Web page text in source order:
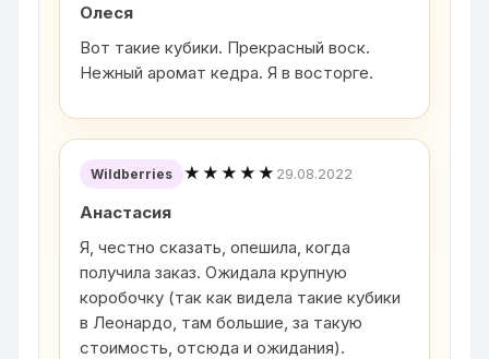
Олеся
Вот такие кубики. Прекрасный воск.
Нежный аромат кедра. Я в восторге.
Wildberries ★★★★★ 29.08.2022
Анастасия
Я, честно сказать, опешила, когда
получила заказ. Ожидала крупную
коробочку (так как видела такие кубики
в Леонардо, там большие, за такую
стоимость, отсюда и ожидания).